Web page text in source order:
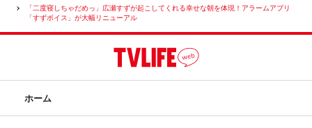
「二度寝しちゃだめっ」広瀬すずが起こしてくれる幸せな朝を体現！アラームアプリ
「すずボイス」が大幅リニューアル
ホーム